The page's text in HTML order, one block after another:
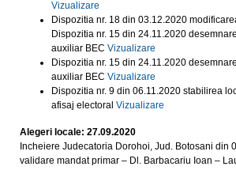
Vizualizare
Dispozitia nr. 18 din 03.12.2020
Dispozitia nr. 15 din 24.11.2020
auxiliar BEC Vizualizare
Dispozitia nr. 15 din 24.11.2020
auxiliar BEC Vizualizare
Dispozitia nr. 9 din 06.11.2020 stabilirea
afisaj electoral Vizualizare
Alegeri locale: 27.09.2020
Incheiere Judecatoria Dorohoi, Jud. Botosani din
validare mandat primar – Dl. Barbacariu Ioan –